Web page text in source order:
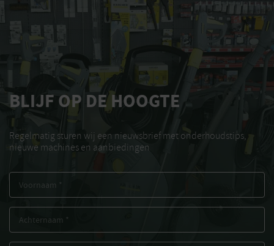
BLIJF OP DE HOOGTE
Regelmatig sturen wij een nieuwsbrief met onderhoudstips,
nieuwe machines en aanbiedingen